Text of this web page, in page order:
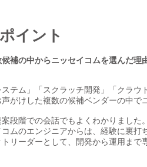
イント
の中からニッセイコムを選んだ理
ステム」「スクラッチ開発」「クラ
がけした複数の候補ベンダーの中で
段階での会話でもよくわかりました。
コムのエンジニアからは、経験に裏
トリーダーとして、開発から運用ま